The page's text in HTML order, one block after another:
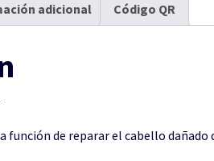
adicional Código QR
de reparar el cabello dañado